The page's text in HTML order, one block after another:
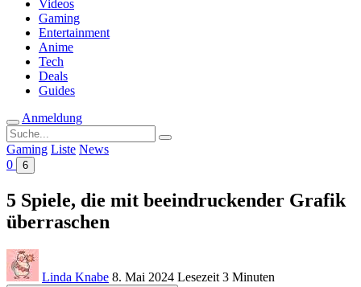
Videos
Gaming
Entertainment
Anime
Tech
Deals
Guides
Anmeldung
Suche
nach:
Gaming Liste News
0
6
5 Spiele, die mit beeindruckender Grafik
überraschen
Linda Knabe 8. Mai 2024 Lesezeit 3 Minuten